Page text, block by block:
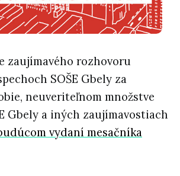
zaujímavého rozhovoru
SOŠE Gbely za
neuveriteľnom množstve
Gbely a iných zaujímavostiach
vydaní mesačníka